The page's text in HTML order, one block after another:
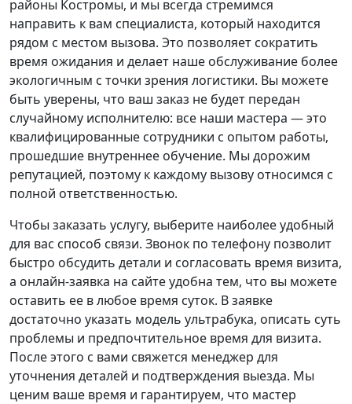
районы Костромы, и мы всегда стремимся
направить к вам специалиста, который находится
рядом с местом вызова. Это позволяет сократить
время ожидания и делает наше обслуживание более
экологичным с точки зрения логистики. Вы можете
быть уверены, что ваш заказ не будет передан
случайному исполнителю: все наши мастера — это
квалифицированные сотрудники с опытом работы,
прошедшие внутреннее обучение. Мы дорожим
репутацией, поэтому к каждому вызову относимся с
полной ответственностью.
Чтобы заказать услугу, выберите наиболее удобный
для вас способ связи. Звонок по телефону позволит
быстро обсудить детали и согласовать время визита,
а онлайн-заявка на сайте удобна тем, что вы можете
оставить ее в любое время суток. В заявке
достаточно указать модель ультрабука, описать суть
проблемы и предпочтительное время для визита.
После этого с вами свяжется менеджер для
уточнения деталей и подтверждения выезда. Мы
ценим ваше время и гарантируем, что мастер